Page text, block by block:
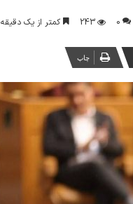
0
243 کمتر از یک دقیقه
چاپ